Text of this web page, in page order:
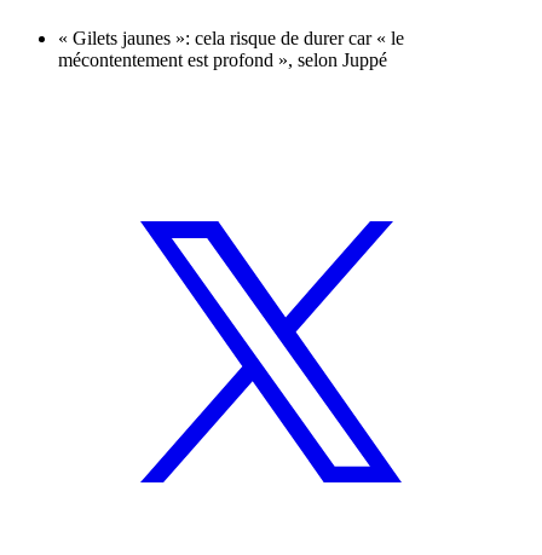
« Gilets jaunes »: cela risque de durer car « le
mécontentement est profond », selon Juppé